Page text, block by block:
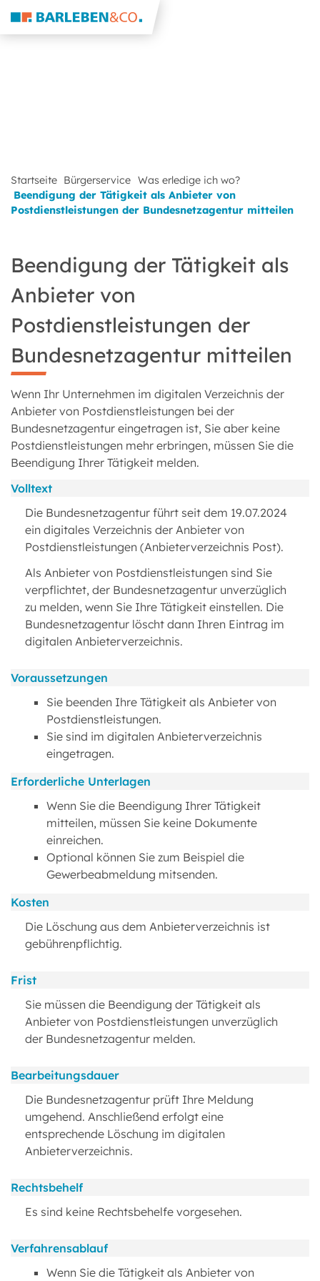
Startseite Bürgerservice Was erledige ich wo?
Beendigung der Tätigkeit als Anbieter von
Postdienstleistungen der Bundesnetzagentur mitteilen
Beendigung der Tätigkeit als
Anbieter von
Postdienstleistungen der
Bundesnetzagentur mitteilen
Wenn Ihr Unternehmen im digitalen Verzeichnis der
Anbieter von Postdienstleistungen bei der
Bundesnetzagentur eingetragen ist, Sie aber keine
Postdienstleistungen mehr erbringen, müssen Sie die
Beendigung Ihrer Tätigkeit melden.
Volltext
Die Bundesnetzagentur führt seit dem 19.07.2024
ein digitales Verzeichnis der Anbieter von
Postdienstleistungen (Anbieterverzeichnis Post).
Als Anbieter von Postdienstleistungen sind Sie
verpflichtet, der Bundesnetzagentur unverzüglich
zu melden, wenn Sie Ihre Tätigkeit einstellen. Die
Bundesnetzagentur löscht dann Ihren Eintrag im
digitalen Anbieterverzeichnis.
Voraussetzungen
Sie beenden Ihre Tätigkeit als Anbieter von
Postdienstleistungen.
Sie sind im digitalen Anbieterverzeichnis
eingetragen.
Erforderliche Unterlagen
Wenn Sie die Beendigung Ihrer Tätigkeit
mitteilen, müssen Sie keine Dokumente
einreichen.
Optional können Sie zum Beispiel die
Gewerbeabmeldung mitsenden.
Kosten
Die Löschung aus dem Anbieterverzeichnis ist
gebührenpflichtig.
Frist
Sie müssen die Beendigung der Tätigkeit als
Anbieter von Postdienstleistungen unverzüglich
der Bundesnetzagentur melden.
Bearbeitungsdauer
Die Bundesnetzagentur prüft Ihre Meldung
umgehend. Anschließend erfolgt eine
entsprechende Löschung im digitalen
Anbieterverzeichnis.
Rechtsbehelf
Es sind keine Rechtsbehelfe vorgesehen.
Verfahrensablauf
Wenn Sie die Tätigkeit als Anbieter von